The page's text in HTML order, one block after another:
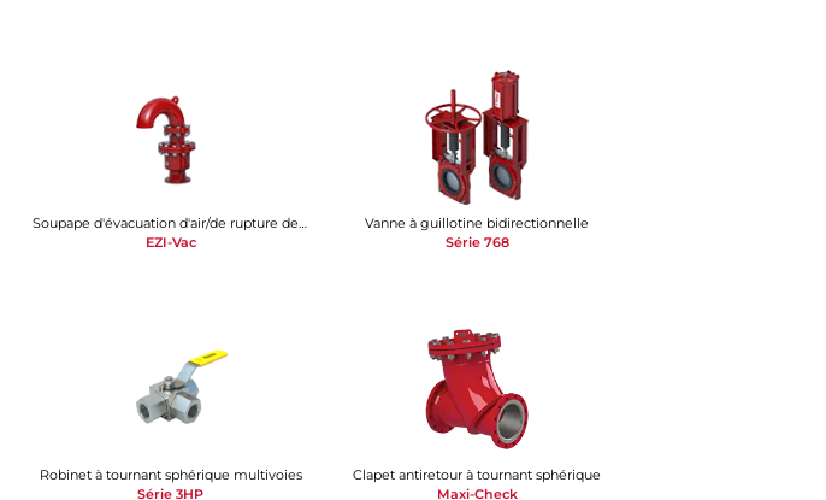
EZI-Vac
Vanne à guillotine bidirectionnelle
Série 768
Robinet à tournant sphérique multivoies
Série 3HP
Clapet antiretour à tournant sphérique
Maxi-Check